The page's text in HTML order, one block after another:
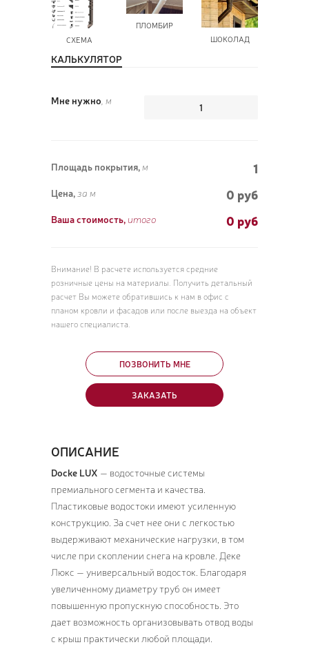
СХЕМА
ПЛОМБИР
ШОКОЛАД
КАЛЬКУЛЯТОР
Мне нужно , м
Площадь покрытия, м 1
Цена, за м 0 руб
Ваша стоимость, итого 0 руб
Внимание! В расчете используется средние
розничные цены на материалы. Получить детальный
расчет Вы можете обратившись к нам в офис с
планом кровли и фасадов или после выезда на объект
нашего специалиста.
ПОЗВОНИТЬ МНЕ
ЗАКАЗАТЬ
ОПИСАНИЕ
Docke LUX — водосточные системы
премиального сегмента и качества.
Пластиковые водостоки имеют усиленную
конструкцию. За счет нее они с легкостью
выдерживают механические нагрузки, в том
числе при скоплении снега на кровле. Деке
Люкс — универсальный водосток. Благодаря
увеличенному диаметру труб он имеет
повышенную пропускную способность. Это
дает возможность организовывать отвод воды
с крыш практически любой площади.